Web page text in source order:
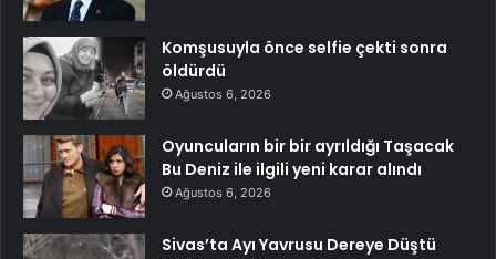
Komşusuyla önce selfie çekti sonra
öldürdü
Ağustos 6, 2026
Oyuncuların bir bir ayrıldığı Taşacak
Bu Deniz ile ilgili yeni karar alındı
Ağustos 6, 2026
Sivas’ta Ayı Yavrusu Dereye Düştü